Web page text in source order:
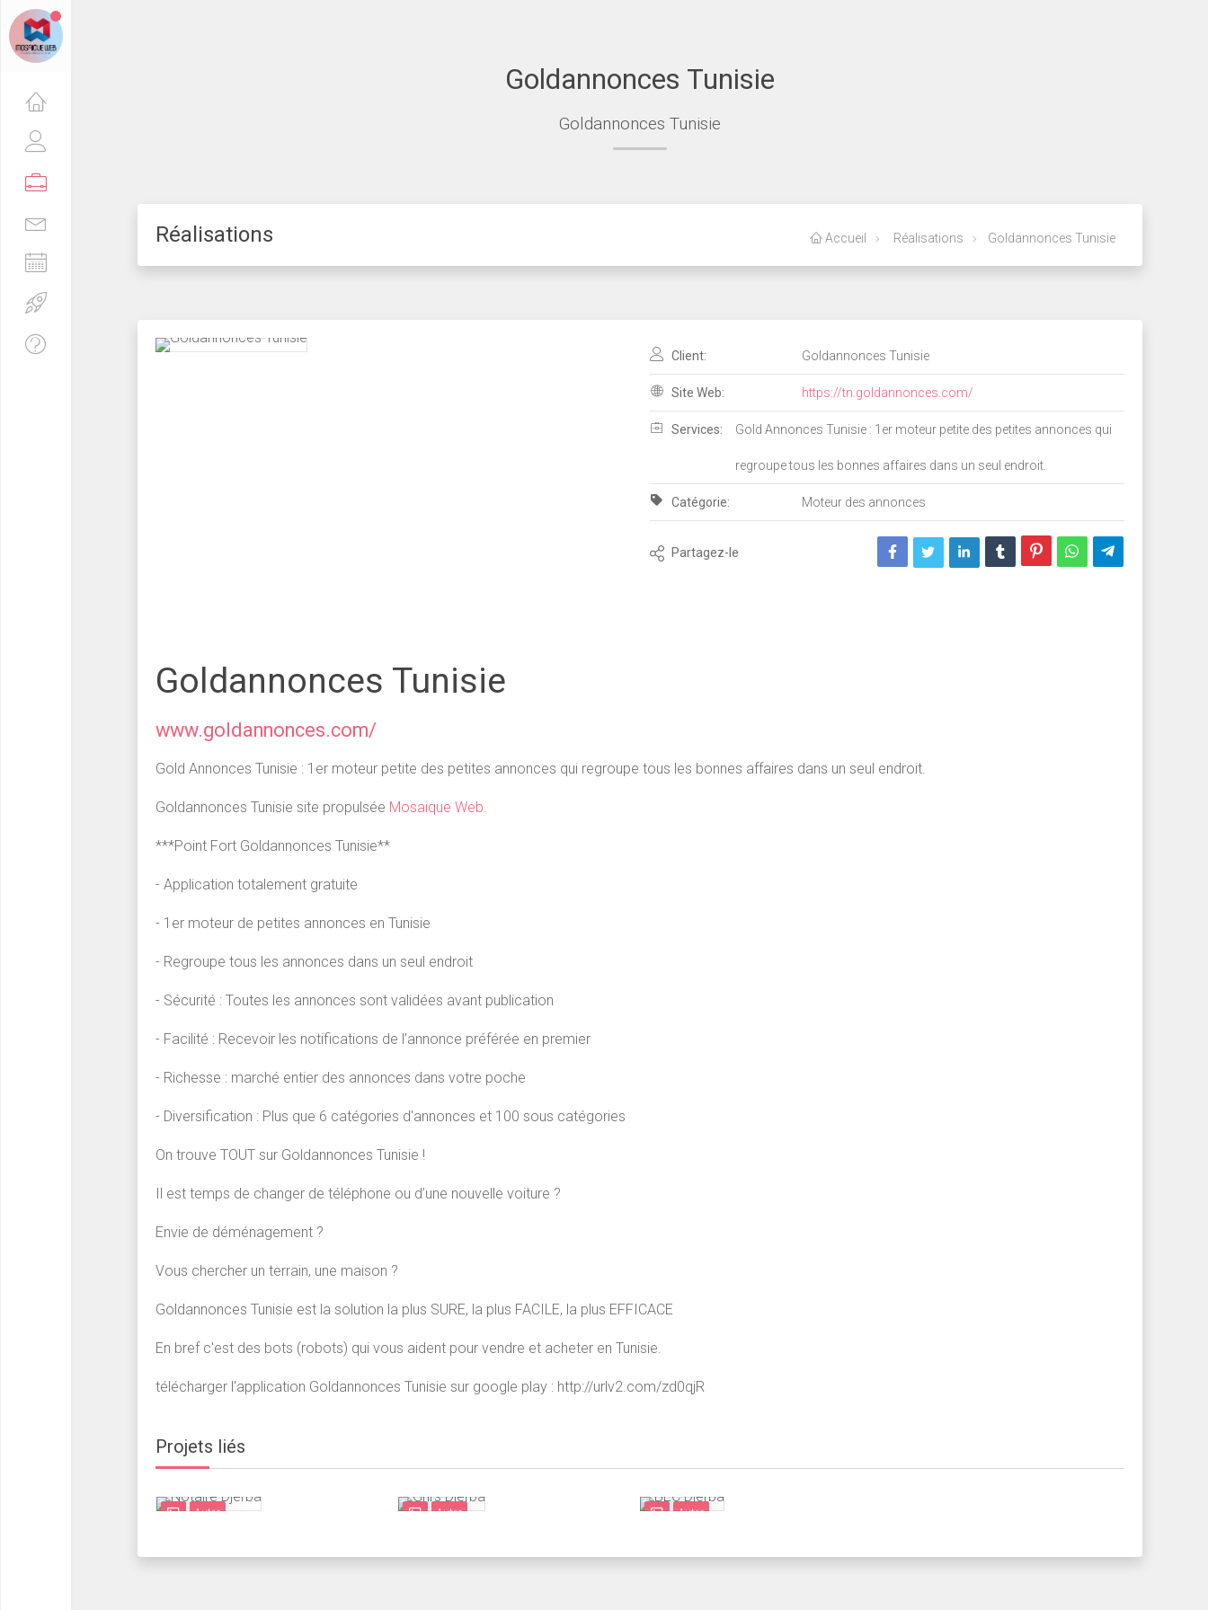
Goldannonces Tunisie
Goldannonces Tunisie
Réalisations Accueil Réalisations Goldannonces Tunisie
Client: Goldannonces Tunisie
Site Web: https://tn.goldannonces.com/
Services: Gold Annonces Tunisie : 1er moteur petite des petites annonces qui
regroupe tous les bonnes affaires dans un seul endroit.
Catégorie: Moteur des annonces
Partagez-le
Goldannonces Tunisie
www.goldannonces.com/
Gold Annonces Tunisie : 1er moteur petite des petites annonces qui regroupe tous les bonnes affaires dans un seul endroit.
Goldannonces Tunisie site propulsée Mosaique Web.
***Point Fort Goldannonces Tunisie**
- Application totalement gratuite
- 1er moteur de petites annonces en Tunisie
- Regroupe tous les annonces dans un seul endroit
- Sécurité : Toutes les annonces sont validées avant publication
- Facilité : Recevoir les notifications de l’annonce préférée en premier
- Richesse : marché entier des annonces dans votre poche
- Diversification : Plus que 6 catégories d'annonces et 100 sous catégories
On trouve TOUT sur Goldannonces Tunisie !
Il est temps de changer de téléphone ou d’une nouvelle voiture ?
Envie de déménagement ?
Vous chercher un terrain, une maison ?
Goldannonces Tunisie est la solution la plus SURE, la plus FACILE, la plus EFFICACE
En bref c'est des bots (robots) qui vous aident pour vendre et acheter en Tunisie.
télécharger l'application Goldannonces Tunisie sur google play : http://urlv2.com/zd0qjR
Projets liés
Autre Autre Autre